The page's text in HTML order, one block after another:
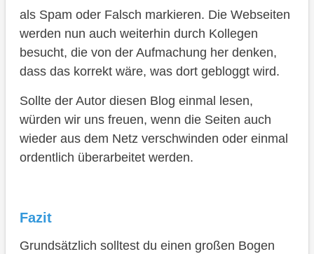
als Spam oder Falsch markieren. Die Webseiten
werden nun auch weiterhin durch Kollegen
besucht, die von der Aufmachung her denken,
dass das korrekt wäre, was dort gebloggt wird.
Sollte der Autor diesen Blog einmal lesen,
würden wir uns freuen, wenn die Seiten auch
wieder aus dem Netz verschwinden oder einmal
ordentlich überarbeitet werden.
Fazit
Grundsätzlich solltest du einen großen Bogen